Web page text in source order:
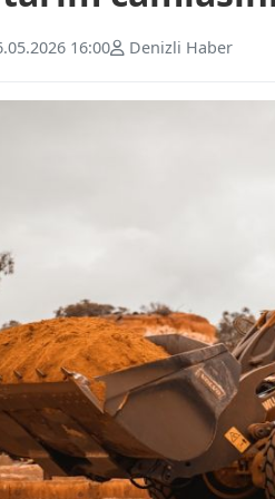
16:00 Denizli Haber